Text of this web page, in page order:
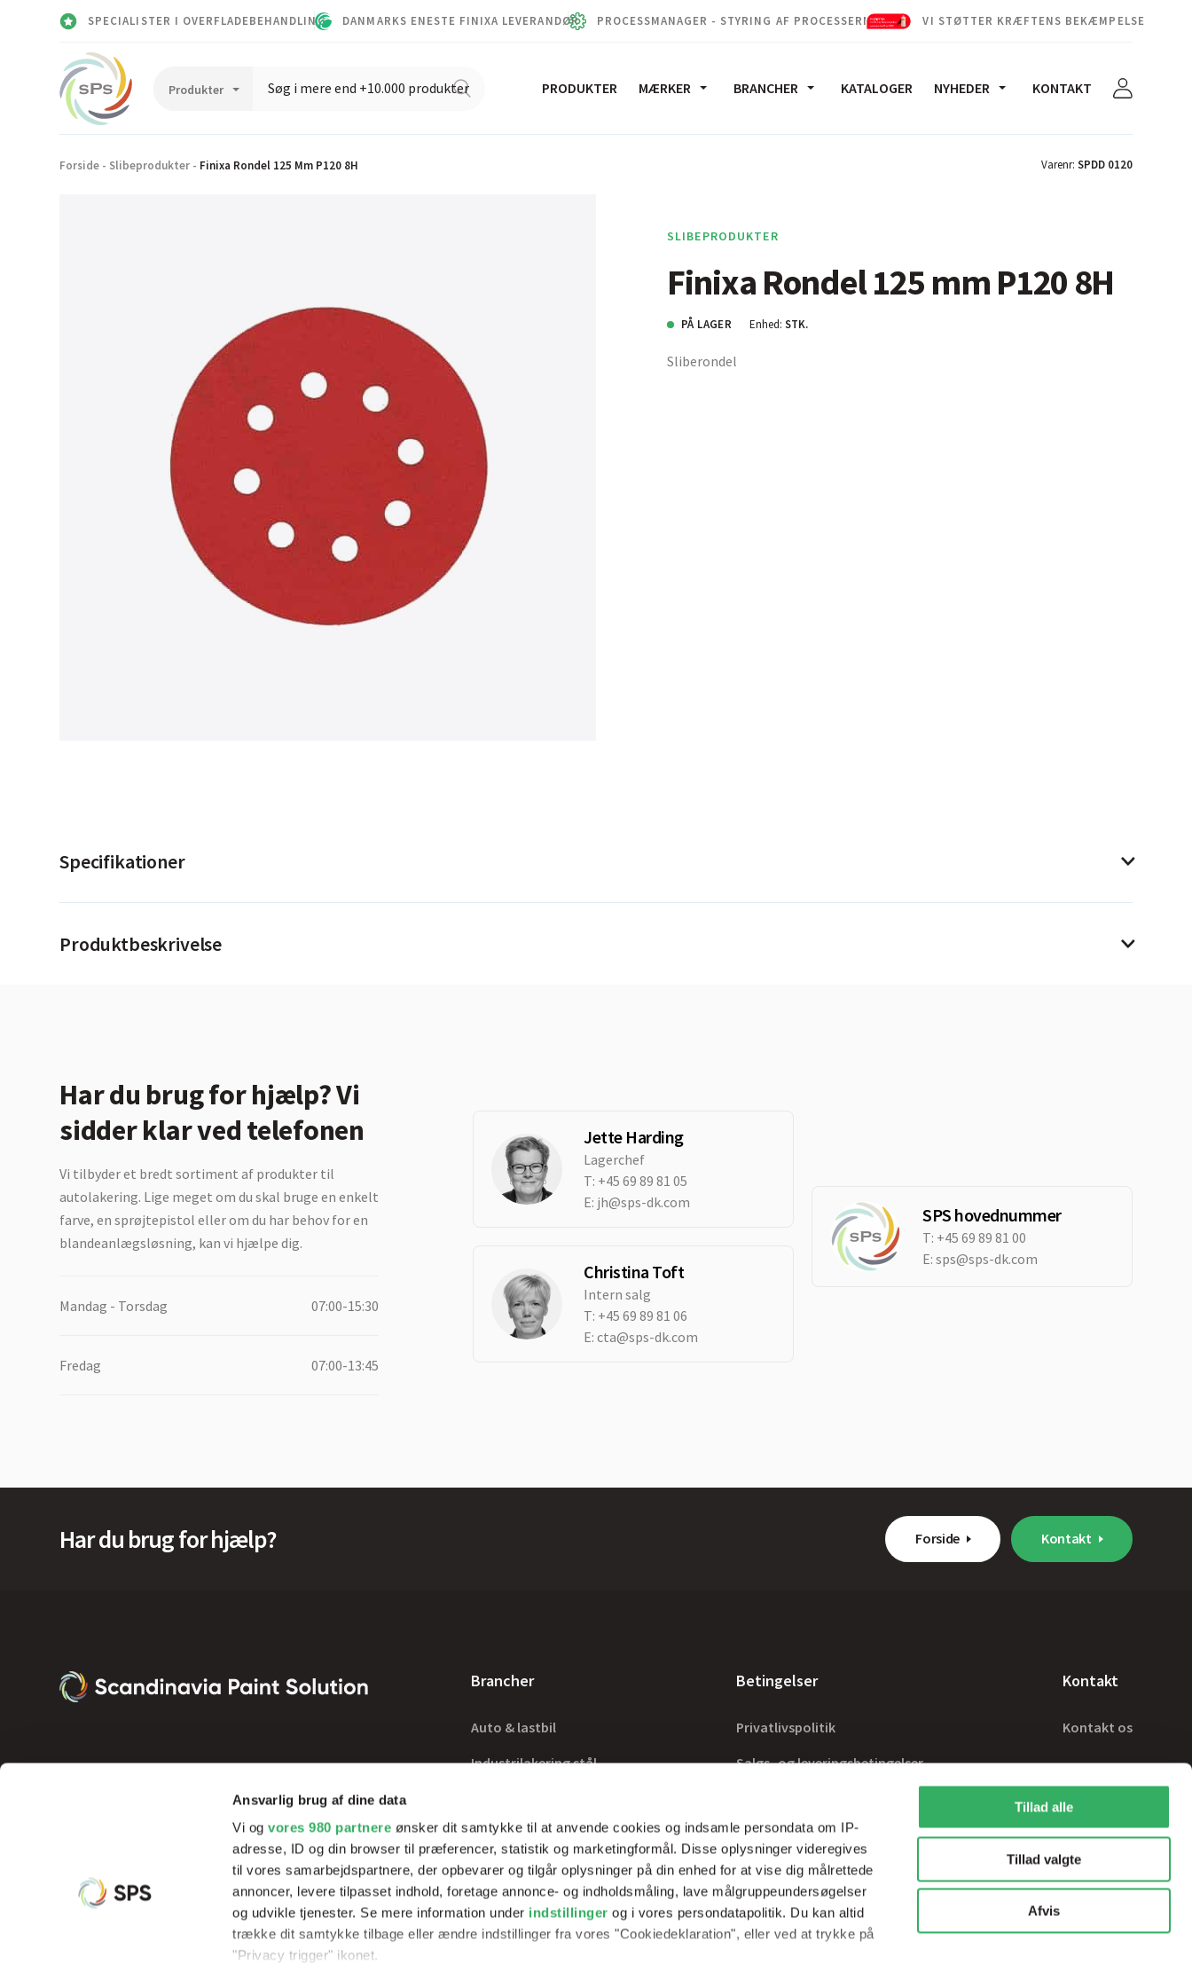
Ansvarlig brug af dine data
Vi ogvores 980 partnere ønsker dit samtykke til at anvende cookies og indsamle persondata om IP-
adresse, ID og din browser til præferencer, statistik og marketingformål. Disse oplysninger videregives
til vores samarbejdspartnere, der opbevarer og tilgår oplysninger på din enhed for at vise dig målrettede
annoncer, levere tilpasset indhold, foretage annonce- og indholdsmåling, lave målgruppeundersøgelser
og udvikle tjenester. Se mere information under indstillinger og i vores persondatapolitik. Du kan altid
trække dit samtykke tilbage eller ændre indstillinger fra vores "Cookiedeklaration", eller ved at trykke på
"Privacy trigger" ikonet.
Tillad alle
Tillad valgte
Afvis
SPECIALISTER I OVERFLADEBEHANDLING DANMARKS ENESTE FINIXA LEVERANDØR PROCESSMANAGER - STYRING AF PROCESSERNE VI STØTTER KRÆFTENS BEKÆMPELSE
PRODUKTER MÆRKER BRANCHER KATALOGER NYHEDER KONTAKT
Forside - Slibeprodukter - Finixa Rondel 125 Mm P120 8H Varenr: SPDD 0120
SLIBEPRODUKTER
Finixa Rondel 125 mm P120 8H
PÅ LAGER Enhed: STK.
Sliberondel
Specifikationer
Produktbeskrivelse
Har du brug for hjælp? Vi
sidder klar ved telefonen
Vi tilbyder et bredt sortiment af produkter til
autolakering. Lige meget om du skal bruge en enkelt
farve, en sprøjtepistol eller om du har behov for en
blandeanlægsløsning, kan vi hjælpe dig.
Mandag - Torsdag 07:00-15:30
Fredag 07:00-13:45
Jette Harding
Lagerchef
T: +45 69 89 81 05
E: jh@sps-dk.com
Christina Toft
Intern salg
T: +45 69 89 81 06
E:cta@sps-dk.com
SPS hovednummer
T: +45 69 89 81 00
E: sps@sps-dk.com
Har du brug for hjælp? Forside Kontakt
Brancher
Auto & lastbil
Industrilakering stål
Tilbehør
Betingelser
Privatlivspolitik
Salgs- og leveringsbetingelser
Kontakt
Kontakt os
Vi tilbyder innovative produkter og effektive processer, der sikrer optimale
resultater og rentabilitet, samt hjælp og undervisning af vores erfarne teknikker.